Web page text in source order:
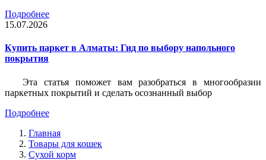
Подробнее
15.07.2026
Купить паркет в Алматы: Гид по выбору напольного
покрытия
Эта статья поможет вам разобраться в многообразии
паркетных покрытий и сделать осознанный выбор
Подробнее
Главная
Товары для кошек
Сухой корм